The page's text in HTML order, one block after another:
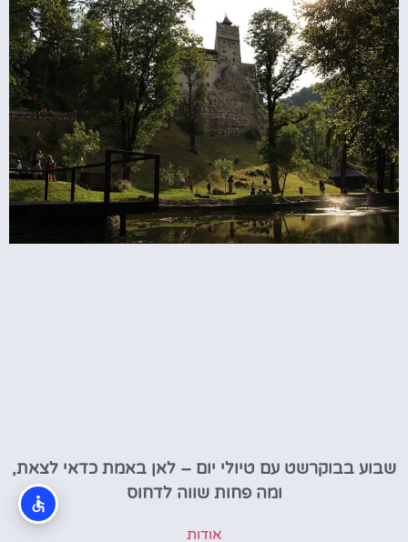
שבוע בבוקרשט עם טיולי יום – לאן באמת כדאי לצאת,
ומה פחות שווה לדחוס
אודות